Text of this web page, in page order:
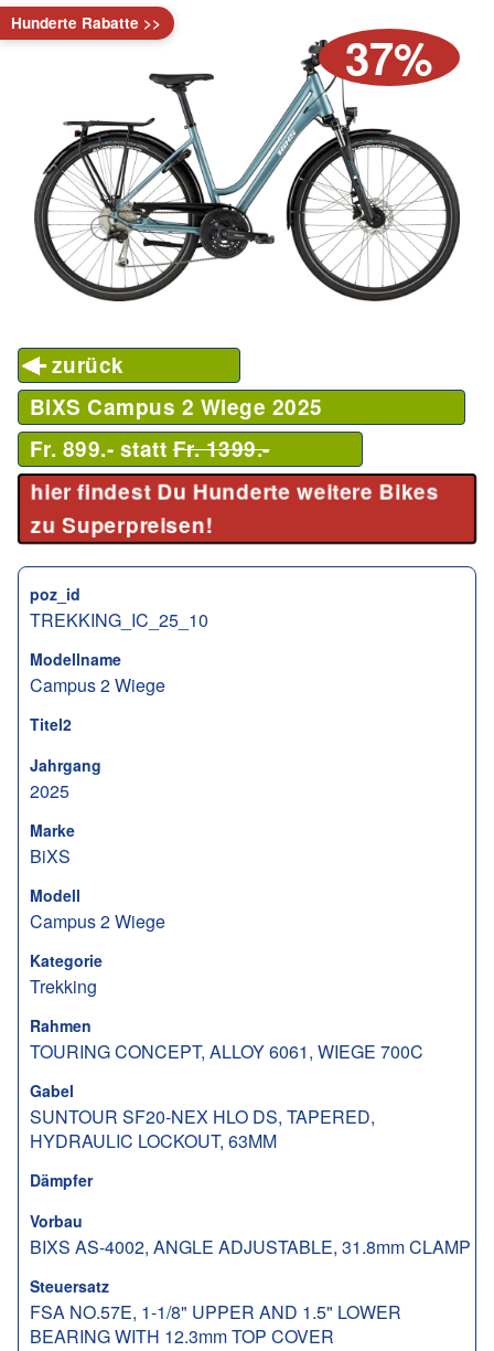
Hunderte Rabatte >>
37%
zurück
BiXS Campus 2 Wiege 2025
Fr. 899.- stattFr. 1399.-
hier findest Du Hunderte weitere Bikes
zu Superpreisen!
poz_id
TREKKING_IC_25_10
Modellname
Campus 2 Wiege
Titel2
Jahrgang
2025
Marke
BiXS
Modell
Campus 2 Wiege
Kategorie
Trekking
Rahmen
TOURING CONCEPT, ALLOY 6061, WIEGE 700C
Gabel
SUNTOUR SF20-NEX HLO DS, TAPERED,
HYDRAULIC LOCKOUT, 63MM
Dämpfer
Vorbau
BIXS AS-4002, ANGLE ADJUSTABLE, 31.8mm CLAMP
Steuersatz
FSA NO.57E, 1-1/8" UPPER AND 1.5" LOWER
BEARING WITH 12.3mm TOP COVER